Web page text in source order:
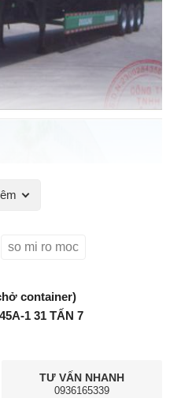
so mi ro moc
container)
1 31 TẤN 7
TƯ VẤN NHANH
0936165339